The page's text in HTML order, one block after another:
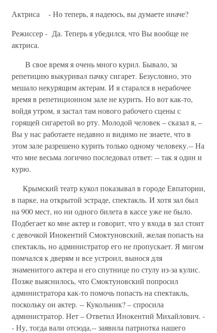
Актриса - Но теперь, я надеюсь, вы думаете иначе?
Режиссер - Да. Теперь я убедился, что Вы вообще не
актриса.
В свое время я очень много курил. Бывало, за
репетицию выкуривал пачку сигарет. Безусловно, это
мешало некурящим актерам. И я старался в нерабочее
время в репетиционном зале не курить. Но вот как-то,
войдя утром, я застал там нового рабочего сцены с
горящей сигаретой во рту. Молодой человек – сказал я, –
Вы у нас работаете недавно и видимо не знаете, что в
этом зале разрешено курить только одному человеку.-- На
что мне весьма логично последовал ответ: -- так я один и
курю.
Крымский театр кукол показывал в городе Евпатории,
в парке, на открытой эстраде, спектакль. И хотя зал был
на 900 мест, но ни одного билета в кассе уже не было.
Подбегает ко мне актер и говорит, что у входа в зал стоит
с девочкой Инокентий Смоктуновский, желая попасть на
спектакль, но администратор его не пропускает. Я мигом
помчался к дверям и все устроил, вынося для
знаменитого актера и его спутнице по стулу из-за кулис.
Позже выяснилось, что Смоктуновский попросил
администратора как-то помочь попасть на спектакль,
поскольку он актер. -- Кукольник? – спросила
администратор. Нет – Ответил Инокентий Михайлович. -
- Ну, тогда вали отсюда,-- заявила патриотка нашего